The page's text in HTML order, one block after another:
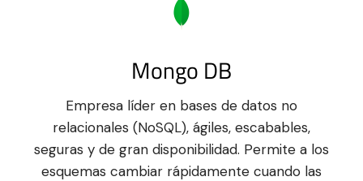
Mongo DB
Empresa líder en bases de datos no
relacionales (NoSQL), ágiles, escabables,
seguras y de gran disponibilidad. Permite a los
esquemas cambiar rápidamente cuando las